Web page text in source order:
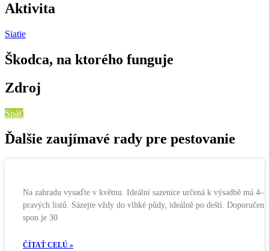
Aktivita
Siatie
Škodca, na ktorého funguje
Zdroj
Späť
Ďalšie zaujímavé rady pre pestovanie
Na zahradu vysaďte v květnu. Ideální sazenice určená k výsadbě má 4–6
pravých listů. Sázejte vždy do vlhké půdy, ideálně po dešti. Doporučený
spon je 30
ČÍTAŤ CELÚ »